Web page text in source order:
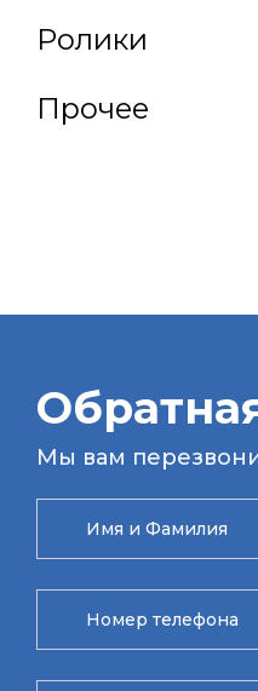
Ролики
Прочее
Мы вам